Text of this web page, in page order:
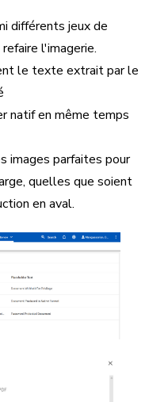
différents jeux de
l'imagerie.
le texte extrait par le
natif en même temps
images parfaites pour
quelles que soient
en aval.